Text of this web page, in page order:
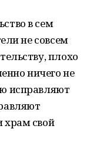
в сем
не совсем
плохо
ничего не
исправляют
храм свой